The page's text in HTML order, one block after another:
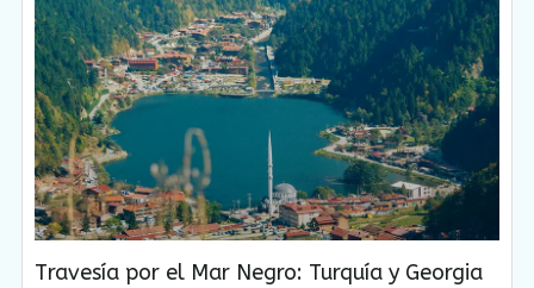
Travesía por el Mar Negro: Turquía y Georgia